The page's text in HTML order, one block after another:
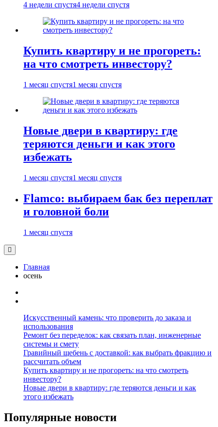
4 недели спустя4 недели спустя
Купить квартиру и не прогореть:
на что смотреть инвестору?
1 месяц спустя1 месяц спустя
Новые двери в квартиру: где
теряются деньги и как этого
избежать
1 месяц спустя1 месяц спустя
Flamco: выбираем бак без переплат
и головной боли
1 месяц спустя
Главная
осень
Искусственный камень: что проверить до заказа и
использования
Ремонт без переделок: как связать план, инженерные
системы и смету
Гравийный щебень с доставкой: как выбрать фракцию и
рассчитать объем
Купить квартиру и не прогореть: на что смотреть
инвестору?
Новые двери в квартиру: где теряются деньги и как
этого избежать
Популярные новости